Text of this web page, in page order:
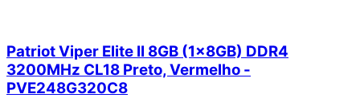
Patriot Viper Elite II 8GB (1x8GB) DDR4
3200MHz CL18 Preto, Vermelho -
PVE248G320C8